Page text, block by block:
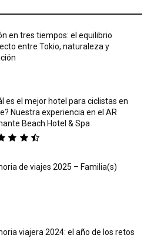
en tres tiempos: el equilibrio
entre Tokio, naturaleza y
es el mejor hotel para ciclistas en
Nuestra experiencia en el AR
Beach Hotel & Spa
de viajes 2025 – Familia(s)
viajera 2024: el año de los retos